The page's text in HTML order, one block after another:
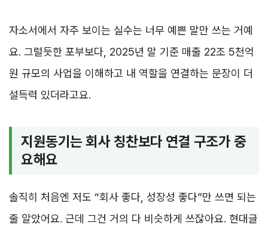
자소서에서 자주 보이는 실수는 너무 예쁜 말만 쓰는 거예
요. 그럴듯한 포부보다, 2025년 말 기준 매출 22조 5천억
원 규모의 사업을 이해하고 내 역할을 연결하는 문장이 더
설득력 있더라고요.
지원동기는 회사 칭찬보다 연결 구조가 중
요해요
솔직히 처음엔 저도 “회사 좋다, 성장성 좋다”만 쓰면 되는
줄 알았어요. 근데 그건 거의 다 비슷하게 쓰잖아요. 현대글